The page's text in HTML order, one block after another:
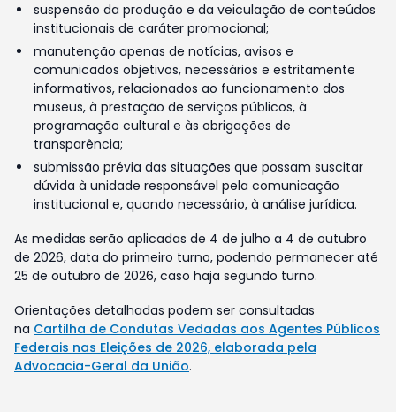
suspensão da produção e da veiculação de conteúdos
institucionais de caráter promocional;
manutenção apenas de notícias, avisos e
comunicados objetivos, necessários e estritamente
informativos, relacionados ao funcionamento dos
museus, à prestação de serviços públicos, à
programação cultural e às obrigações de
transparência;
submissão prévia das situações que possam suscitar
dúvida à unidade responsável pela comunicação
institucional e, quando necessário, à análise jurídica.
As medidas serão aplicadas de 4 de julho a 4 de outubro
de 2026, data do primeiro turno, podendo permanecer até
25 de outubro de 2026, caso haja segundo turno.
Orientações detalhadas podem ser consultadas
na Cartilha de Condutas Vedadas aos Agentes Públicos
Federais nas Eleições de 2026, elaborada pela
Advocacia-Geral da União.